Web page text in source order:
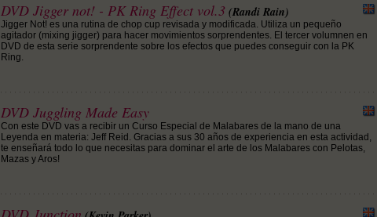
DVD Jigger not! - PK Ring Effect vol.3 (Randi Rain)
Jigger Not! es una rutina de chop cup revisada y modificada. Utiliza un pequeño
agitador (mixing jigger) para hacer movimientos sorprendentes. El tercer volumnen en
DVD de esta serie sorprendente sobre los efectos que puedes conseguir con la PK
Ring.
DVD Juggling Made Easy
Con este DVD vas a recibir un Curso Especial de Malabares de la mano de una
Leyenda en materia: Jeff Reid. Gracias a sus 30 años de experiencia en esta actividad,
te enseñará todo lo que necesitas para dominar el arte de los Malabares con Pelotas,
Mazas y Aros!